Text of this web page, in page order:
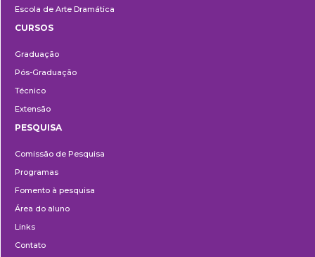
Escola de Arte Dramática
CURSOS
Graduação
Pós-Graduação
Técnico
Extensão
PESQUISA
Comissão de Pesquisa
Programas
Fomento à pesquisa
Área do aluno
Links
Contato